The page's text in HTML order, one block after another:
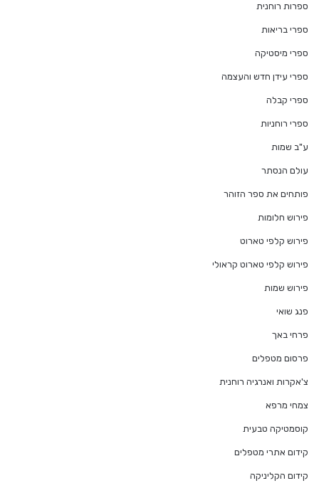
ספרות רוחנית
ספרי בריאות
ספרי מיסטיקה
ספרי עידן חדש והעצמה
ספרי קבלה
ספרי רוחניות
ע"ב שמות
עולם הנסתר
פותחים את ספר הזוהר
פירוש חלומות
פירוש קלפי טארוט
פירוש קלפי טארוט קראולי
פירוש שמות
פנג שואי
פרחי באך
פרסום מטפלים
צ'אקרות ואנרגיה רוחנית
צמחי מרפא
קוסמטיקה טבעית
קידום אתרי מטפלים
קידום הקליניקה